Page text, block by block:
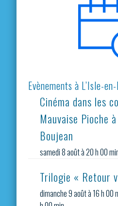
Evènements à L’Isle-
Cinéma dans les
Mauvaise Pioche
Boujean
samedi 8 août à 20 h 00
Trilogie « Retour
dimanche 9 août à 16 h 00